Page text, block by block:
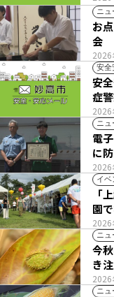
ニュ
2026
お
会
安全
2026
安
症
ニュ
2026
電
に
イベ
2026
「
園
ニュ
2026
今秋の
き
ニュ